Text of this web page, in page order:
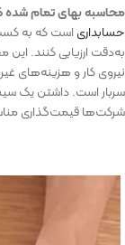
محاسبه بهای تمام شده
حسابداری است که به
به‌دقت ارزیابی کنند.
نیروی کار و هزینه‌های
سربار است. داشتن یک
شرکت‌ها قیمت‌گذاری